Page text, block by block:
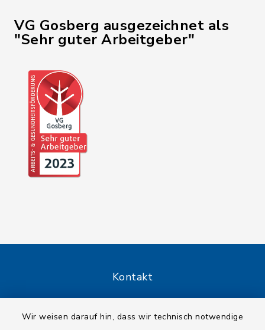
Wir weisen darauf hin, dass wir technisch notwendige
VG Gosberg ausgezeichnet als
"Sehr guter Arbeitgeber"
Kontakt